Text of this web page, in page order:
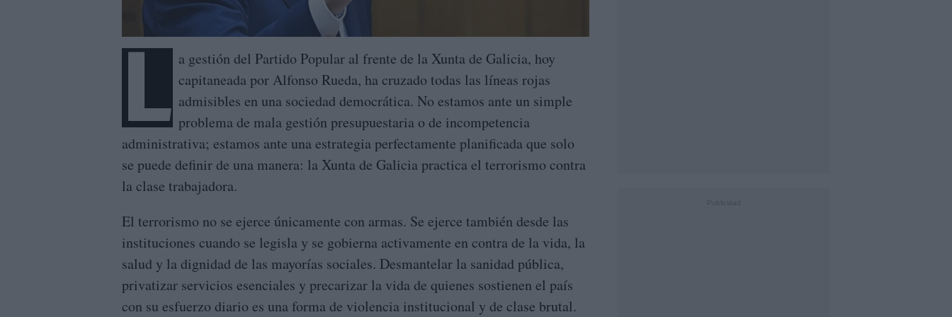
L a gestión del Partido Popular al frente de la Xunta de Galicia, hoy
capitaneada por Alfonso Rueda, ha cruzado todas las líneas rojas
admisibles en una sociedad democrática. No estamos ante un simple
problema de mala gestión presupuestaria o de incompetencia
administrativa; estamos ante una estrategia perfectamente planificada que solo
se puede definir de una manera: la Xunta de Galicia practica el terrorismo contra
la clase trabajadora.
El terrorismo no se ejerce únicamente con armas. Se ejerce también desde las
instituciones cuando se legisla y se gobierna activamente en contra de la vida, la
salud y la dignidad de las mayorías sociales. Desmantelar la sanidad pública,
privatizar servicios esenciales y precarizar la vida de quienes sostienen el país
con su esfuerzo diario es una forma de violencia institucional y de clase brutal.